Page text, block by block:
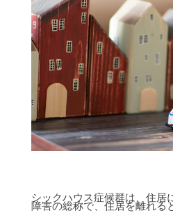
シックハウス症候群は、住居
障害の総称で、住居を離れる